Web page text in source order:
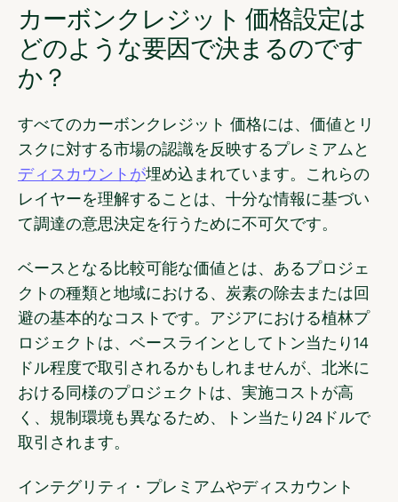
カーボンクレジット 価格設定は
どのような要因で決まるのです
か？
すべてのカーボンクレジット 価格には、価値とリ
スクに対する市場の認識を反映するプレミアムと
ディスカウントが埋め込まれています。これらの
レイヤーを理解することは、十分な情報に基づい
て調達の意思決定を行うために不可欠です。
ベースとなる比較可能な価値とは、あるプロジェ
クトの種類と地域における、炭素の除去または回
避の基本的なコストです。アジアにおける植林プ
ロジェクトは、ベースラインとしてトン当たり14
ドル程度で取引されるかもしれませんが、北米に
おける同様のプロジェクトは、実施コストが高
く、規制環境も異なるため、トン当たり24ドルで
取引されます。
インテグリティ・プレミアムやディスカウント